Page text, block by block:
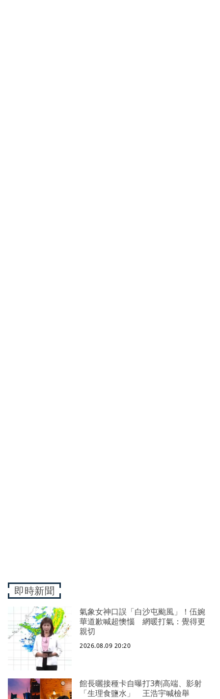
即時新聞
氣象女神口誤「白沙屯颱風」！伍婉
華道歉喊超懊惱 網暖打氣：覺得更
親切
2026.08.09 20:20
館長曬接種卡自曝打3劑高端、影射
「生理食鹽水」 王浩宇喊檢舉